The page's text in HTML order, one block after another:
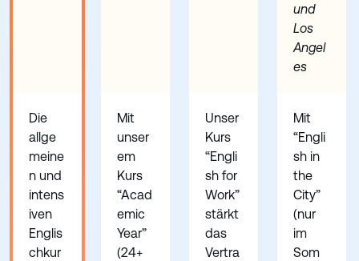
Die
allge
meine
n und
intens
iven
Englis
chkur
Mit
unser
em
Kurs
“Acad
emic
Year”
(24+
Unser
Kurs
“Engli
sh for
Work”
stärkt
das
Vertra
und
Los
Angel
es
Mit
“Engli
sh in
the
City”
(nur
im
Som